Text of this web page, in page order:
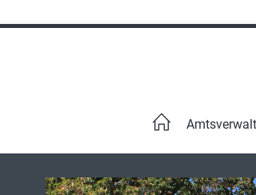
überspringen